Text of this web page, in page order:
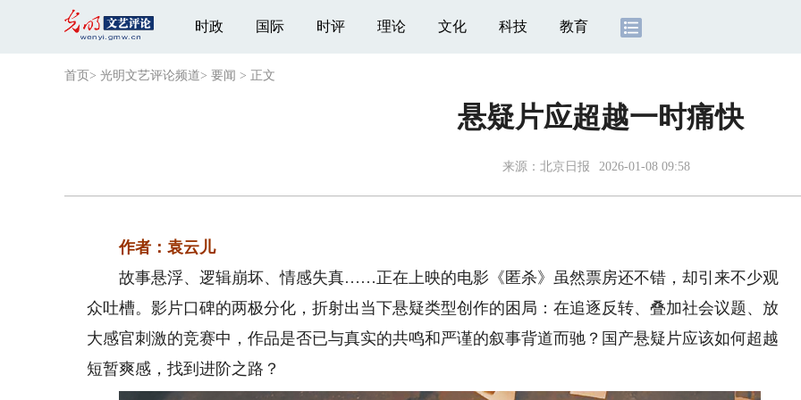
时政 国际 时评 理论 文化 科技 教育
首页 > 光明文艺评论频道> 要闻 > 正文
悬疑片应超越一时痛快
来源： 北京日报 2026-01-08 09:58
作者：袁云儿
故事悬浮、逻辑崩坏、情感失真……正在上映的电影《匿杀》虽然票房还不错，却引来不少观
众吐槽。影片口碑的两极分化，折射出当下悬疑类型创作的困局：在追逐反转、叠加社会议题、放
大感官刺激的竞赛中，作品是否已与真实的共鸣和严谨的叙事背道而驰？国产悬疑片应该如何超越
短暂爽感，找到进阶之路？